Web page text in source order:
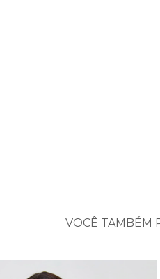
VOCÊ TAMBÉM